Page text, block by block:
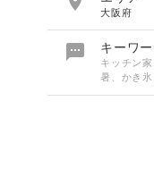
大阪府
 キーワー
キッチン
暑、かき